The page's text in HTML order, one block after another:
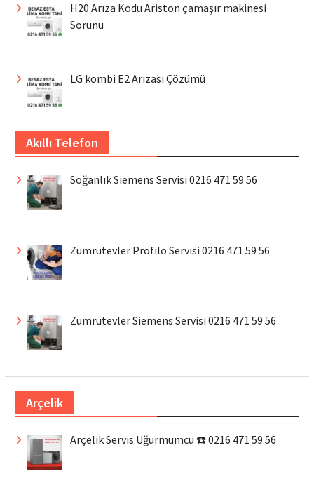
H20 Arıza Kodu Ariston çamaşır makinesi
Sorunu
LG kombi E2 Arızası Çözümü
Akıllı Telefon
Soğanlık Siemens Servisi 0216 471 59 56
Zümrütevler Profilo Servisi 0216 471 59 56
Zümrütevler Siemens Servisi 0216 471 59 56
Arçelik
Arçelik Servis Uğurmumcu ☎️ 0216 471 59 56